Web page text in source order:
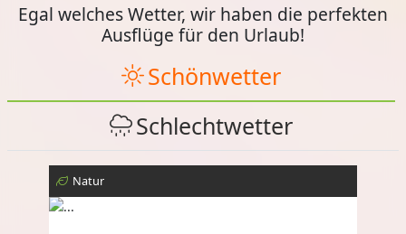
Egal welches Wetter, wir haben die perfekten
Ausflüge für den Urlaub!
Schönwetter
Schlechtwetter
Natur